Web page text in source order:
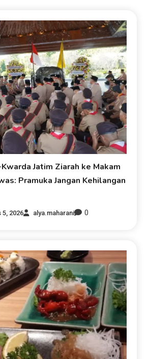
Jatim Ziarah ke Makam
Pramuka Jangan Kehilangan
5, 2026 alya.maharani 0